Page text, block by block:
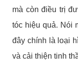
mà còn điều trị
tóc hiệu quả. Nói
đây chính là loại
và cải thiện tinh